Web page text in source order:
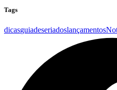
Tags
dicasguiadeseriadoslançamentos